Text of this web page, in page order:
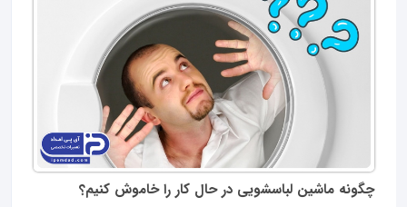
چگونه ماشین لباسشویی در حال کار را خاموش کنیم؟